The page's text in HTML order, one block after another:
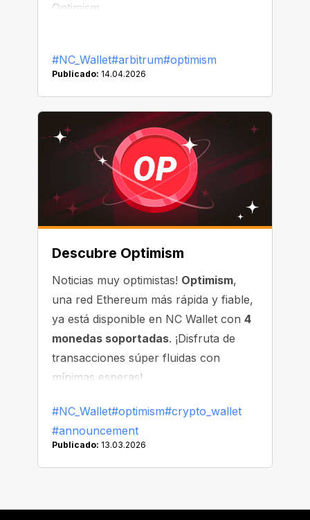
Optimism.
#NC_Wallet#arbitrum#optimism
Publicado: 14.04.2026
Descubre Optimism
Noticias muy optimistas! Optimism,
una red Ethereum más rápida y fiable,
ya está disponible en NC Wallet con 4
monedas soportadas. ¡Disfruta de
transacciones súper fluidas con
mínimas esperas!
#NC_Wallet#optimism#crypto_wallet
#announcement
Publicado: 13.03.2026